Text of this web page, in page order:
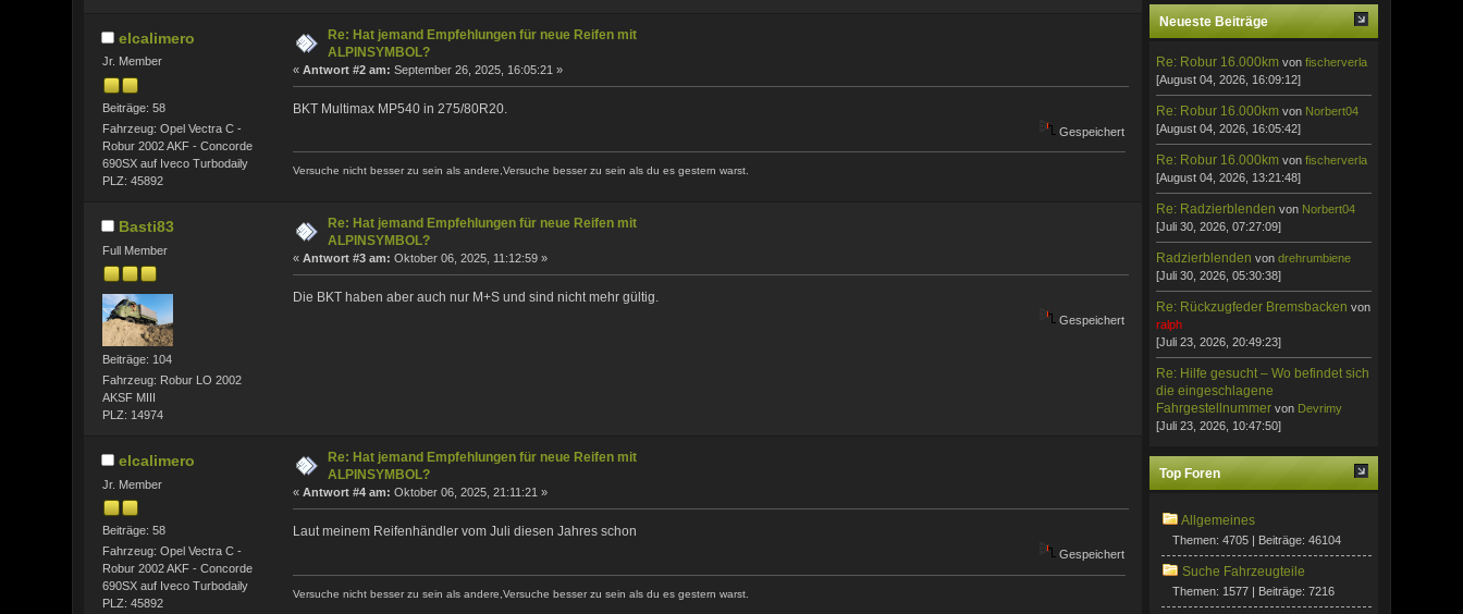
elcalimero
Jr. Member
Beiträge: 58
Fahrzeug: Opel Vectra C -
Robur 2002 AKF - Concorde
690SX auf Iveco Turbodaily
PLZ: 45892
Re: Hat jemand Empfehlungen für neue Reifen mit
ALPINSYMBOL?
«Antwort #2 am: September 26, 2025, 16:05:21 »
BKT Multimax MP540 in 275/80R20.
Gespeichert
Versuche nicht besser zu sein als andere,Versuche besser zu sein als du es gestern warst.
Basti83
Full Member
Beiträge: 104
Fahrzeug: Robur LO 2002
AKSF MIII
PLZ: 14974
Re: Hat jemand Empfehlungen für neue Reifen mit
ALPINSYMBOL?
«Antwort #3 am: Oktober 06, 2025, 11:12:59 »
Die BKT haben aber auch nur M+S und sind nicht mehr gültig.
Gespeichert
elcalimero
Jr. Member
Beiträge: 58
Fahrzeug: Opel Vectra C -
Robur 2002 AKF - Concorde
690SX auf Iveco Turbodaily
PLZ: 45892
Re: Hat jemand Empfehlungen für neue Reifen mit
ALPINSYMBOL?
«Antwort #4 am: Oktober 06, 2025, 21:11:21 »
Laut meinem Reifenhändler vom Juli diesen Jahres schon
Gespeichert
Versuche nicht besser zu sein als andere,Versuche besser zu sein als du es gestern warst.
Neueste Beiträge
Re: Robur 16.000km vonfischerverla
[August 04, 2026, 16:09:12]
Re: Robur 16.000km von Norbert04
[August 04, 2026, 16:05:42]
Re: Robur 16.000km vonfischerverla
[August 04, 2026, 13:21:48]
Re: Radzierblendenvon Norbert04
[Juli 30, 2026, 07:27:09]
Radzierblendenvondrehrumbiene
[Juli 30, 2026, 05:30:38]
Re: Rückzugfeder Bremsbacken von
ralph
[Juli 23, 2026, 20:49:23]
Re: Hilfe gesucht – Wo befindet sich
die eingeschlagene
Fahrgestellnummer von Devrimy
[Juli 23, 2026, 10:47:50]
Top Foren
Allgemeines
Themen: 4705 | Beiträge: 46104
Suche Fahrzeugteile
Themen: 1577 | Beiträge: 7216